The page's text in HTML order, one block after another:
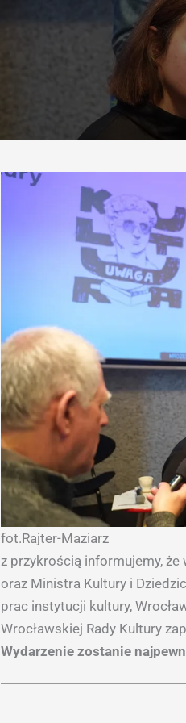
fot.Rajter-Maziarz
z przykrością informujemy,
oraz Ministra Kultury i
prac instytucji kultury,
Wrocławskiej Rady Kultury
Wydarzenie zostanie